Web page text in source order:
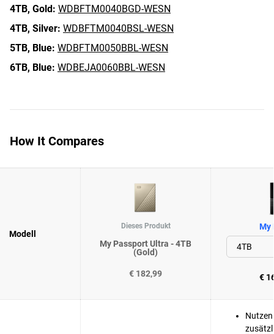
4TB, Gold: WDBFTM0040BGD-WESN
4TB, Silver: WDBFTM0040BSL-WESN
5TB, Blue: WDBFTM0050BBL-WESN
6TB, Blue: WDBEJA0060BBL-WESN
How It Compares
Modell
Dieses Produkt
My Passport Ultra - 4TB
(Gold)
€ 182,99
My
€
Nutzen